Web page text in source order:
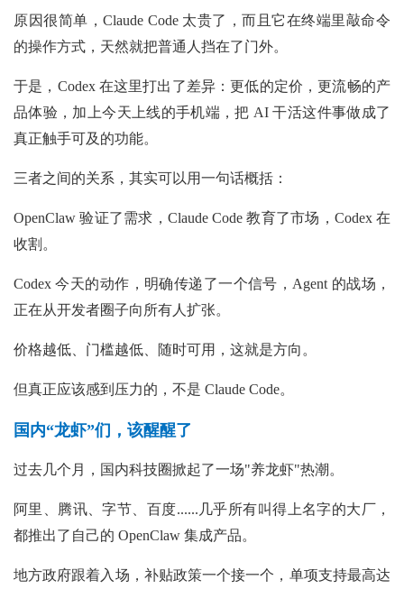
原因很简单，Claude Code 太贵了，而且它在终端里敲命令
的操作方式，天然就把普通人挡在了门外。
于是，Codex 在这里打出了差异：更低的定价，更流畅的产
品体验，加上今天上线的手机端，把 AI 干活这件事做成了
真正触手可及的功能。
三者之间的关系，其实可以用一句话概括：
OpenClaw 验证了需求，Claude Code 教育了市场，Codex 在
收割。
Codex 今天的动作，明确传递了一个信号，Agent 的战场，
正在从开发者圈子向所有人扩张。
价格越低、门槛越低、随时可用，这就是方向。
但真正应该感到压力的，不是 Claude Code。
国内“龙虾”们，该醒醒了
过去几个月，国内科技圈掀起了一场"养龙虾"热潮。
阿里、腾讯、字节、百度......几乎所有叫得上名字的大厂，
都推出了自己的 OpenClaw 集成产品。
地方政府跟着入场，补贴政策一个接一个，单项支持最高达